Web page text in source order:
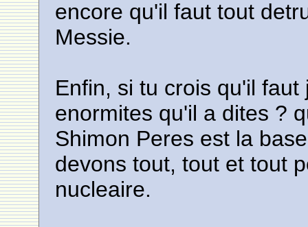
encore qu'il faut tout
Messie.
Enfin, si tu crois qu'il
enormites qu'il a dites ?
Shimon Peres est la
devons tout, tout et tout
nucleaire.